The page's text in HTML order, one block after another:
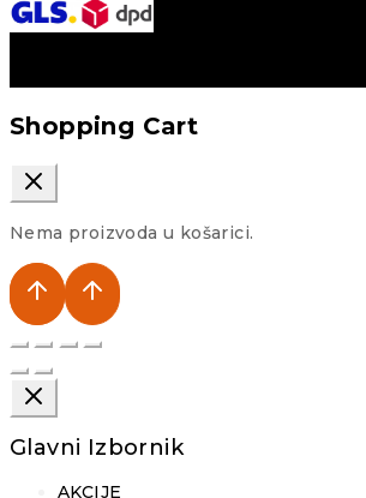
Shopping Cart
Nema proizvoda u košarici.
Glavni Izbornik
AKCIJE